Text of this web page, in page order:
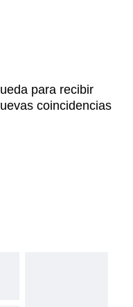
para recibir
coincidencias